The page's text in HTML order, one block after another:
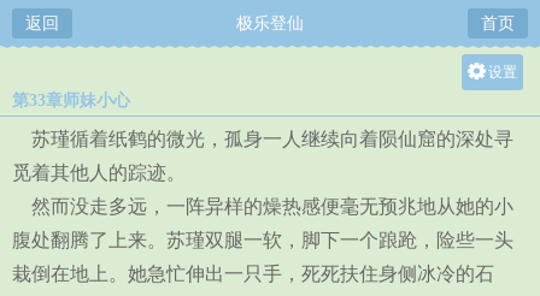
返回 极乐登仙 首页
设置
大
小
第33章师妹小心
苏瑾循着纸鹤的微光，孤身一人继续向着陨仙窟的深处寻
觅着其他人的踪迹。
然而没走多远，一阵异样的燥热感便毫无预兆地从她的小
腹处翻腾了上来。苏瑾双腿一软，脚下一个踉跄，险些一头
栽倒在地上。她急忙伸出一只手，死死扶住身侧冰冷的石